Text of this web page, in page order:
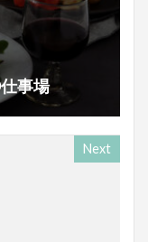
事場
Next